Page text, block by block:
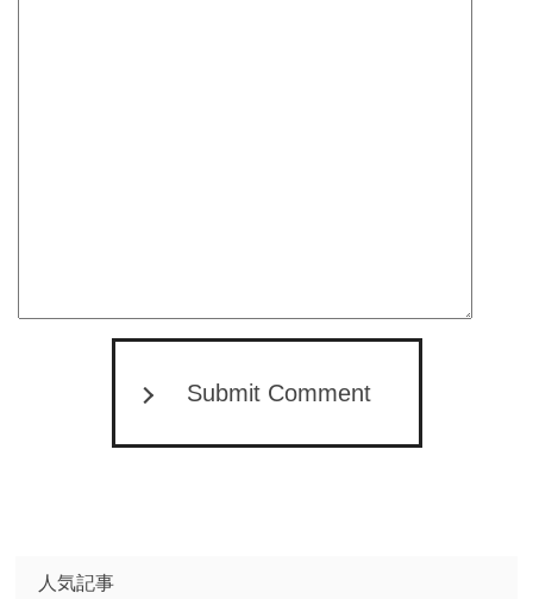
Submit Comment
人気記事